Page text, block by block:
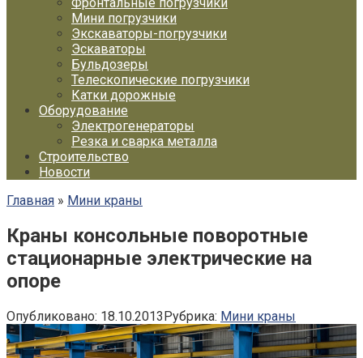
Мини погрузчики
Экскаваторы-погрузчики
Эскаваторы
Бульдозеры
Телескопические погрузчики
Катки дорожные
Оборудование
Электрогенераторы
Резка и сварка металла
Строительство
Новости
Главная » Мини краны
Краны консольные поворотные
стационарные электрические на
опоре
Опубликовано: 18.10.2013Рубрика: Мини краны